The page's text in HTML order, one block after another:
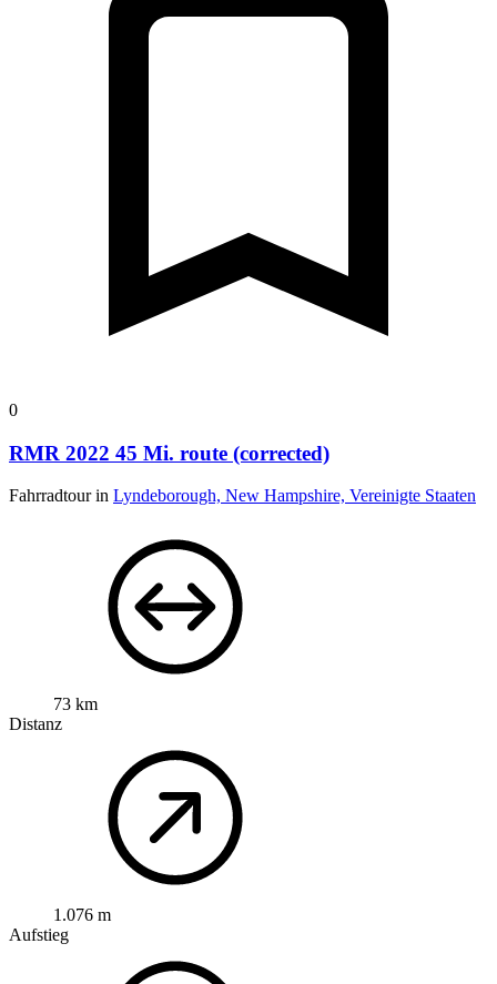
0
RMR 2022 45 Mi. route (corrected)
Fahrradtour in Lyndeborough, New Hampshire, Vereinigte Staaten
73 km
Distanz
1.076 m
Aufstieg